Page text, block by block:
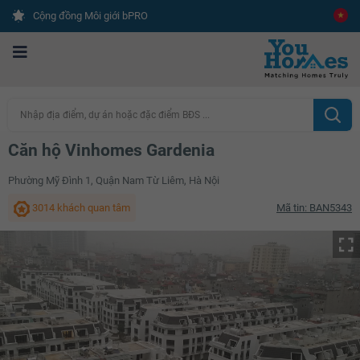
Cộng đồng Môi giới bPRO
Nhập địa điểm, dự án hoặc đặc điểm BĐS ...
Căn hộ Vinhomes Gardenia
Phường Mỹ Đình 1, Quận Nam Từ Liêm, Hà Nội
3014 khách quan tâm Mã tin: BAN5343